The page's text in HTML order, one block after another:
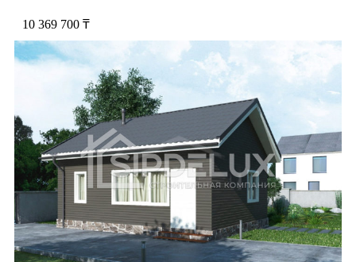
10 369 700 ₸